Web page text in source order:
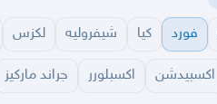
فورد كيا شيفروليه لكزس
اكسبيدشن اكسبلورر جراند ماركيز